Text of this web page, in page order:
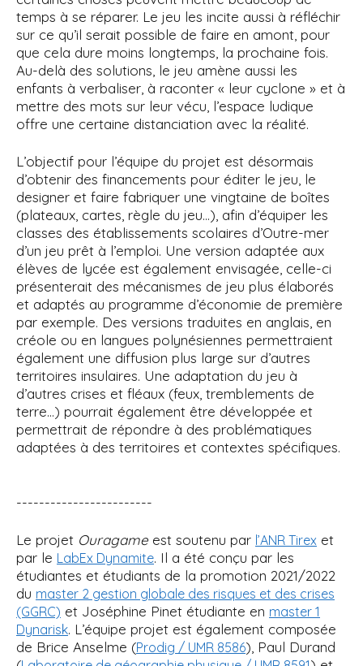
temps à se réparer. Le jeu les incite aussi à réfléchir
sur ce qu’il serait possible de faire en amont, pour
que cela dure moins longtemps, la prochaine fois.
Au-delà des solutions, le jeu amène aussi les
enfants à verbaliser, à raconter « leur cyclone » et à
mettre des mots sur leur vécu, l’espace ludique
offre une certaine distanciation avec la réalité.
L’objectif pour l’équipe du projet est désormais
d’obtenir des financements pour éditer le jeu, le
designer et faire fabriquer une vingtaine de boîtes
(plateaux, cartes, règle du jeu…), afin d’équiper les
classes des établissements scolaires d’Outre-mer
d’un jeu prêt à l’emploi. Une version adaptée aux
élèves de lycée est également envisagée, celle-ci
présenterait des mécanismes de jeu plus élaborés
et adaptés au programme d’économie de première
par exemple. Des versions traduites en anglais, en
créole ou en langues polynésiennes permettraient
également une diffusion plus large sur d’autres
territoires insulaires. Une adaptation du jeu à
d’autres crises et fléaux (feux, tremblements de
terre…) pourrait également être développée et
permettrait de répondre à des problématiques
adaptées à des territoires et contextes spécifiques.
------------------------
Le projet Ouragame est soutenu par l’ANR Tirex et
par le LabEx Dynamite. Il a été conçu par les
étudiantes et étudiants de la promotion 2021/2022
du master 2 gestion globale des risques et des crises
(GGRC) et Joséphine Pinet étudiante en master 1
Dynarisk. L’équipe projet est également composée
de Brice Anselme (Prodig / UMR 8586), Paul Durand